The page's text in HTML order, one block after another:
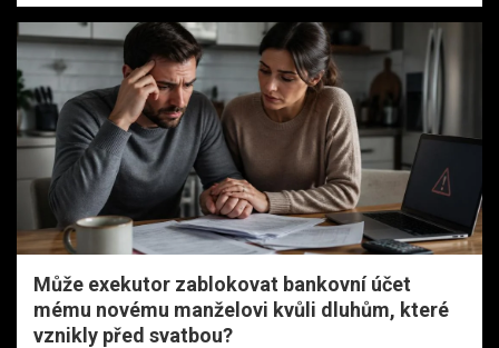
Může exekutor zablokovat bankovní účet
mému novému manželovi kvůli dluhům, které
vznikly před svatbou?